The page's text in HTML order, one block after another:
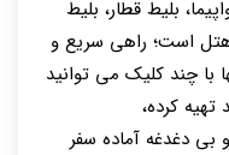
بلیط قطار، بلیط
هتل است؛ راهی سریع و
با چند کلیک می توانید
کرده،
بی دغدغه آماده سفر